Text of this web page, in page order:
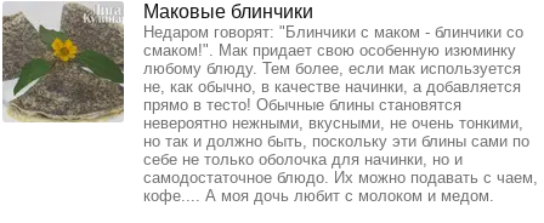
Маковые блинчики
Недаром говорят: "Блинчики с маком - блинчики со
смаком!". Мак придает свою особенную изюминку
любому блюду. Тем более, если мак используется
не, как обычно, в качестве начинки, а добавляется
прямо в тесто! Обычные блины становятся
невероятно нежными, вкусными, не очень тонкими,
но так и должно быть, поскольку эти блины сами по
себе не только оболочка для начинки, но и
самодостаточное блюдо. Их можно подавать с чаем,
кофе.... А моя дочь любит с молоком и медом.